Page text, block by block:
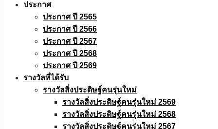
ประกาศ
ประกาศ ปี 2565
ประกาศ ปี 2566
ประกาศ ปี 2567
ประกาศ ปี 2568
ประกาศ ปี 2569
รางวัลที่ได้รับ
รางวัลสิ่งประดิษฐ์คนรุ่นใหม่
รางวัลสิ่งประดิษฐ์คนรุ่นใหม่ 2569
รางวัลสิ่งประดิษฐ์คนรุ่นใหม่ 2568
รางวัลสิ่งประดิษฐ์คนรุ่นใหม่ 2567